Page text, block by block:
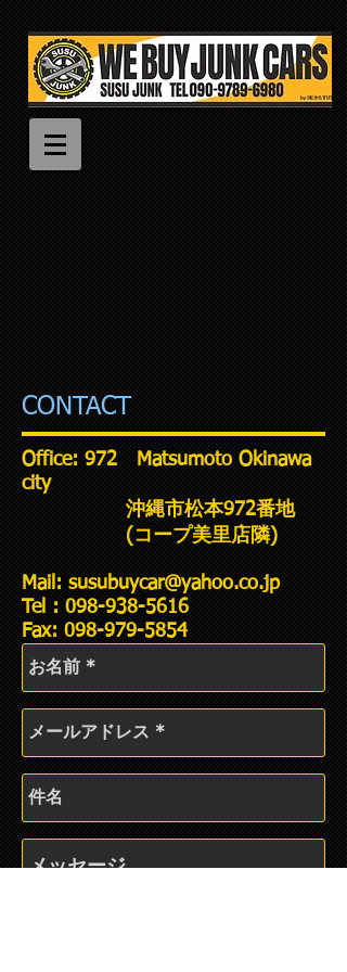
CONTACT
Office: 972 Matsumoto Okinawa
city
沖縄市松本972番地
(コープ美里店隣)
Mail: susubuycar@yahoo.co.jp
Tel : 098-938-5616
Fax: 098-979-5854